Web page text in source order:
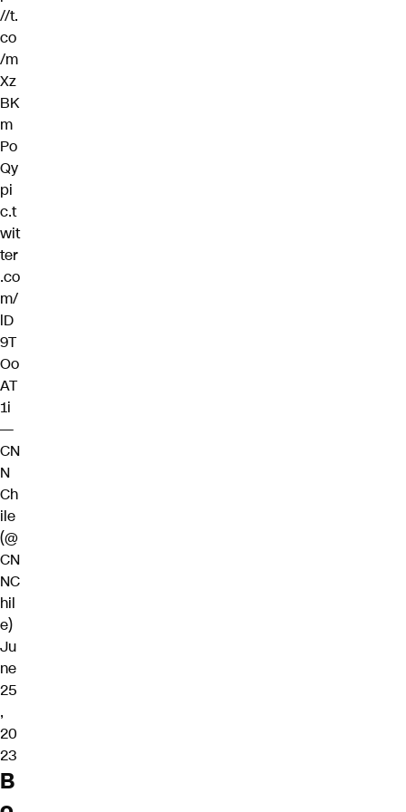
//t.
co
/m
Xz
BK
m
Po
Qy
pi
c.t
wit
ter
.co
m/
lD
9T
Oo
AT
1i
—
CN
N
Ch
ile
(@
CN
NC
hil
e)
Ju
ne
25
,
20
23
B